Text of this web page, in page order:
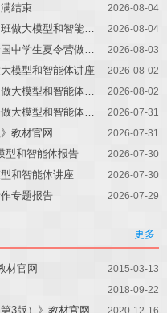
结束 2026-08-04
2026-08-04
2026-08-03
模型和智能体讲座 2026-08-02
2026-08-02
2026-07-31
教材官网 2026-07-31
型和智能体报告 2026-07-30
和智能体讲座 2026-07-30
专题报告 2026-07-29
更多
材官网 2015-03-13
2018-09-22
3版）》教材官网 2020-12-16